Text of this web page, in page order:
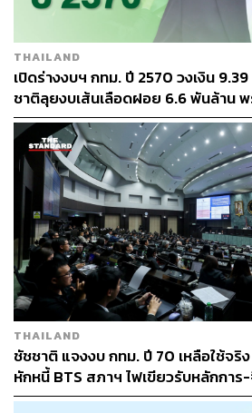
ประมาณจำกัดในระดับหลักพัน
พนักงานขาย ซึ่งได้รับการตอบรั
ยอดขายเกือบ 200 ล้านบาทได้ภา
ไตรมาสแรก ปัจจุบันมี 6 สาขา
AURASOL Wellness & Spa มี
เจตบดินทร์เปรียบเทียบโมเดลธุรกิจข
Aura Bangkok Clinic เป็นเสมือนสา
Service ส่วน Aura Xpress คือสายก
ความกระชับและคล่องตัว โดยทั้งสอ
มาตรฐานเดียวกัน ซึ่งมี Aura
พนักงานของเครือ และใช้ประโยชน์จ
ในการจัดซื้อยาและเวชภัณฑ์ร่วมกัน
เปิดสาขาแรกในต่างจังหวัดที่อุ
THAILAND
เปิดร่างงบฯ กทม. ปี 2570 วงเงิน
ชาติลุยงบเส้นเลือดฝอย 6.6 พันล้าน
ยุทธศาสตร์พัฒนาเมือง
THAILAND
ชัชชาติ แจงงบ กทม. ปี 70 เหลือใช้จริ
หักหนี้ BTS สภาฯ ไฟเขียวรับหลักการ
กต์ล่าช้า